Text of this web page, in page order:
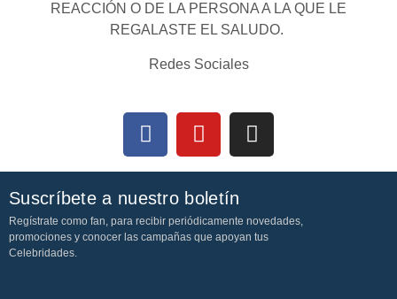
REACCIÓN O DE LA PERSONA A LA QUE LE
REGALASTE EL SALUDO.
Redes Sociales
Suscríbete a nuestro boletín
Regístrate como fan, para recibir periódicamente novedades,
promociones y conocer las campañas que apoyan tus
Celebridades.